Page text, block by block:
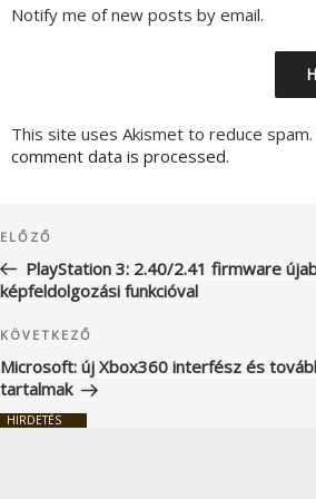
Notify me of new posts by email.
This site uses Akismet to reduce spam.
comment data is processed.
navigáció
Korábbi
bejegyzés
ELŐZŐ
PlayStation 3: 2.40/2.41 firmware
képfeldolgozási funkcióval
Következő
bejegyzés
KÖVETKEZŐ
Microsoft: új Xbox360 interfész és
tartalmak
HIRDETÉS